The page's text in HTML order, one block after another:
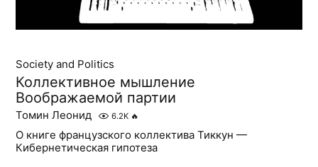
Society and Politics
Коллективное мышление
Воображаемой партии
Томин Леонид 6.2K 🔥
О книге французского коллектива Тиккун —
Кибернетическая гипотеза